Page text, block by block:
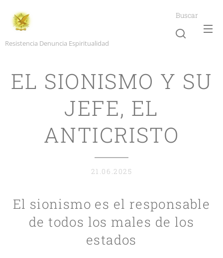
Resistencia Denuncia Espiritualidad
Buscar
EL SIONISMO Y SU
JEFE, EL
ANTICRISTO
21.06.2025
El sionismo es el responsable
de todos los males de los
estados